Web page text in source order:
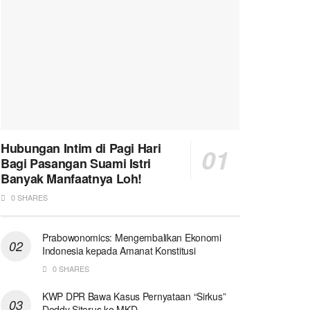
Hubungan Intim di Pagi Hari
Bagi Pasangan Suami Istri
Banyak Manfaatnya Loh!
0 SHARES
Prabowonomics: Mengembalikan Ekonomi
Indonesia kepada Amanat Konstitusi
0 SHARES
KWP DPR Bawa Kasus Pernyataan “Sirkus”